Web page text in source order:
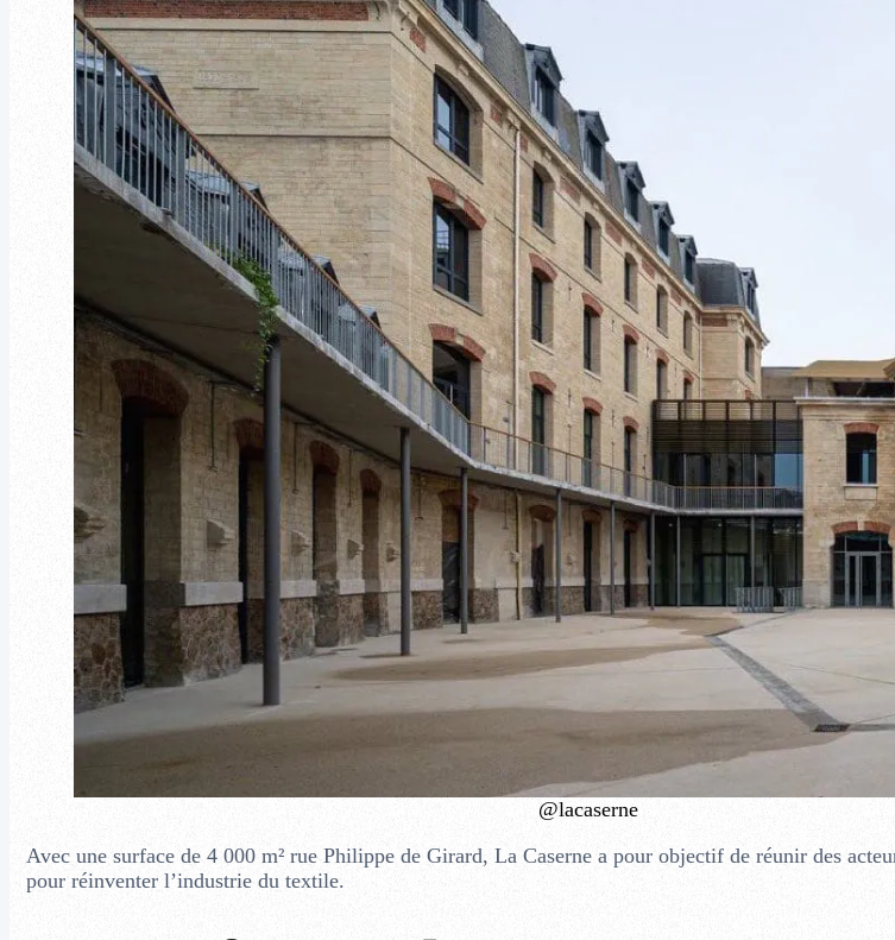
@lacaserne
Avec une surface de 4 000 m² rue Philippe de Girard, La Caserne a pour objectif de réunir des
pour réinventer l’industrie du textile.